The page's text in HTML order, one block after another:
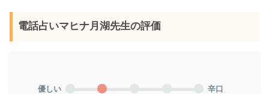
電話占いマヒナ月湖先生の評価
優しい 辛口